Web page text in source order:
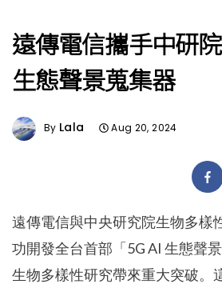
遠傳電信攜手中研
生態聲景蒐集器
By Lala Aug 20, 2024
遠傳電信與中央研究院生物多樣
功開發全台首部「5G AI 生態聲
生物多樣性研究帶來重大突破。